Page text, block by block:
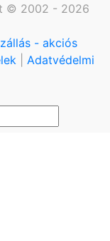
© 2002 - 2026
- akciós
Adatvédelmi